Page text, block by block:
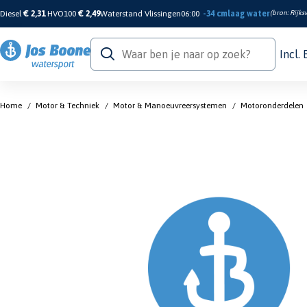
Diesel€ 2,31 HVO100 € 2,49Waterstand Vlissingen06:00 -34 cmlaag water(bron:
Incl.
Home / Motor & Techniek / Motor & Manoeuvreersystemen / Motoronderdelen